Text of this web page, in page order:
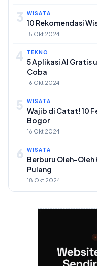
3 WISATA
10 Rekomendasi
15 Okt 2024
4 TEKNO
5 Aplikasi AI Gratis
Coba
16 Okt 2024
5 WISATA
Wajib di Catat! 10
Bogor
16 Okt 2024
6 WISATA
Berburu Oleh-Oleh
Pulang
18 Okt 2024